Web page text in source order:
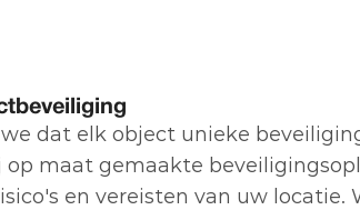
dat elk object unieke
maat gemaakte
en vereisten van uw locatie.